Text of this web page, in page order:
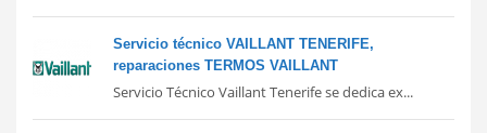
Servicio técnico VAILLANT TENERIFE,
reparaciones TERMOS VAILLANT
Servicio Técnico Vaillant Tenerife se dedica ex...